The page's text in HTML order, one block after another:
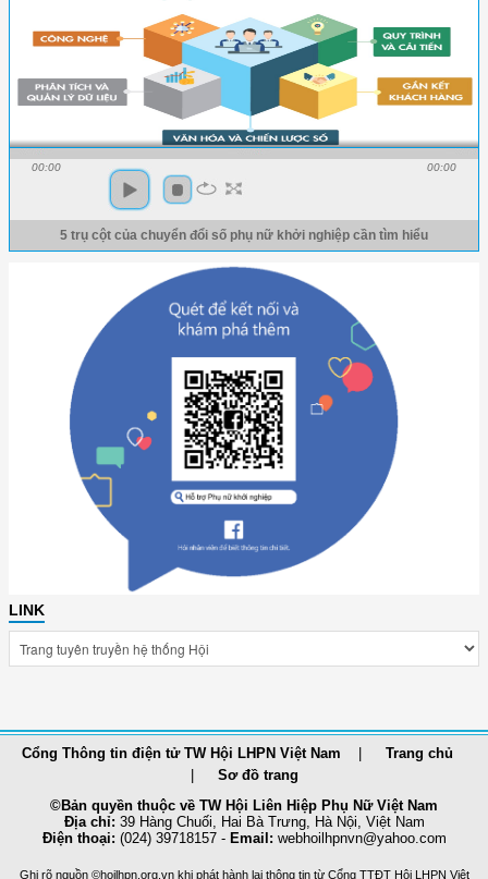
00:00 00:00
5 trụ cột của chuyển đổi số phụ nữ khởi nghiệp cần tìm hiểu
LINK
Cổng Thông tin điện tử TW Hội LHPN Việt Nam
Trang chủ
Sơ đồ trang
©Bản quyền thuộc về TW Hội Liên Hiệp Phụ Nữ Việt Nam
Địa chỉ: 39 Hàng Chuối, Hai Bà Trưng, Hà Nội, Việt Nam
Điện thoại: (024) 39718157 - Email: webhoilhpnvn@yahoo.com
Ghi rõ nguồn ©hoilhpn.org.vn khi phát hành lại thông tin từ Cổng TTÐT Hội LHPN Việt